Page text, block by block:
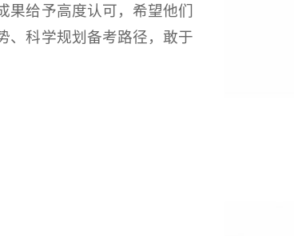
果给予高度认可，希望他们
、科学规划备考路径，敢于